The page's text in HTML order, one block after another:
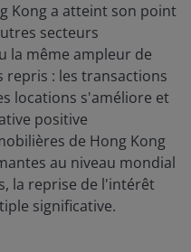
Kong a atteint son point
secteurs
la même ampleur de
repris : les transactions
locations s'améliore et
positive
de Hong Kong
au niveau mondial
la reprise de l'intérêt
significative.